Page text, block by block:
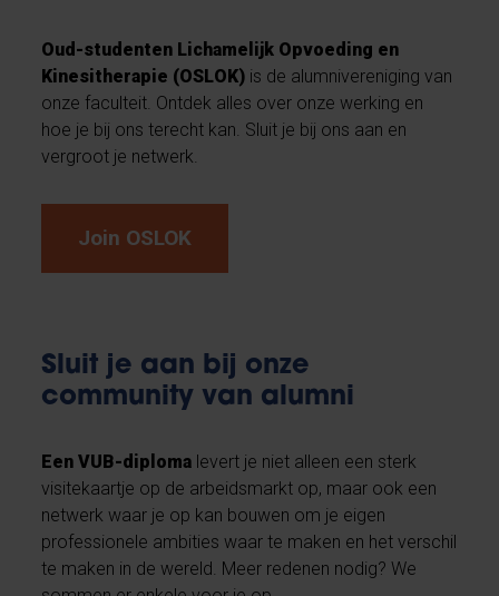
Oud-studenten Lichamelijk Opvoeding en
Kinesitherapie (OSLOK) is de alumnivereniging van
onze faculteit. Ontdek alles over onze werking en
hoe je bij ons terecht kan. Sluit je bij ons aan en
vergroot je netwerk.
Join OSLOK
Sluit je aan bij onze
community van alumni
Een VUB-diploma levert je niet alleen een sterk
visitekaartje op de arbeidsmarkt op, maar ook een
netwerk waar je op kan bouwen om je eigen
professionele ambities waar te maken en het verschil
te maken in de wereld. Meer redenen nodig? We